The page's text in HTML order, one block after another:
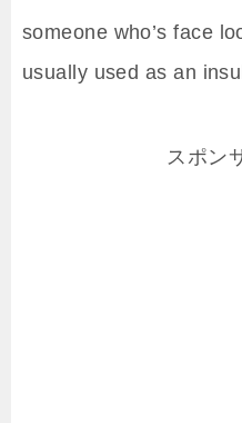
someone who’s face
usually used as an
スポン